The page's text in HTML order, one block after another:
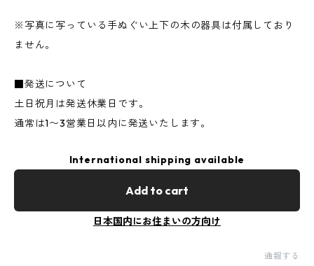
※写真に写っている手ぬぐい上下の木の器具は付属しており
ません。
■発送について
土日祝月は発送休業日です。
通常は1〜3営業日以内に発送いたします。
International shipping available
Add to cart
日本国内にお住まいの方向け
通報する